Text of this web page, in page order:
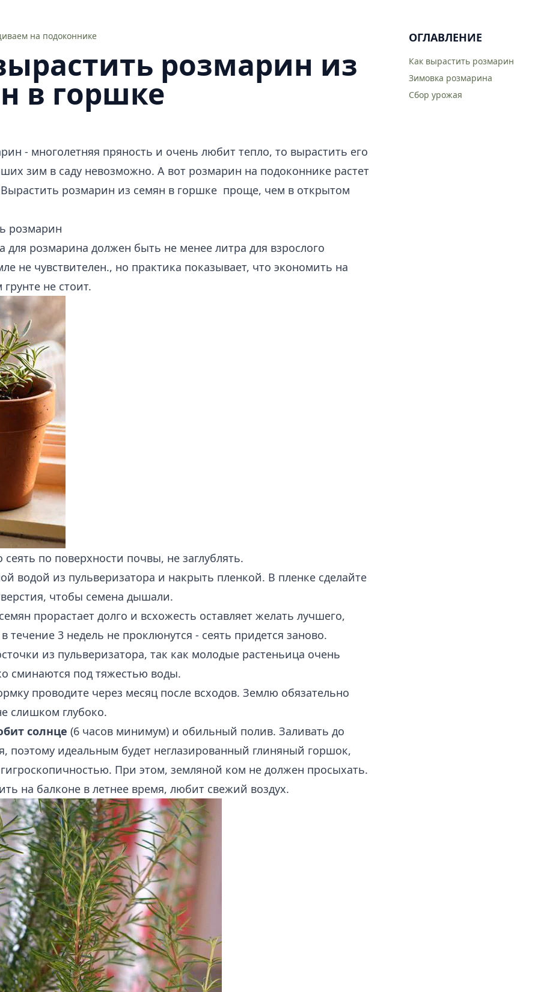
на подоконнике
розмарин из
в горшке
- многолетняя пряность и очень любит тепло, то вырастить его
зим в саду невозможно. А вот розмарин на подоконнике растет
розмарин из семян в горшке проще, чем в открытом
розмарин
для розмарина должен быть не менее литра для взрослого
не чувствителен., но практика показывает, что экономить на
не стоит.
по поверхности почвы, не заглублять.
водой из пульверизатора и накрыть пленкой. В пленке сделайте
чтобы семена дышали.
прорастает долго и всхожесть оставляет желать лучшего,
течение 3 недель не проклюнутся - сеять придется заново.
из пульверизатора, так как молодые растеньица очень
сминаются под тяжестью воды.
проводите через месяц после всходов. Землю обязательно
слишком глубоко.
солнце (6 часов минимум) и обильный полив. Заливать до
поэтому идеальным будет неглазированный глиняный горшок,
При этом, земляной ком не должен просыхать.
на балконе в летнее время, любит свежий воздух.
ОГЛАВЛЕНИЕ
Как вырастить розмарин
Зимовка розмарина
Сбор урожая